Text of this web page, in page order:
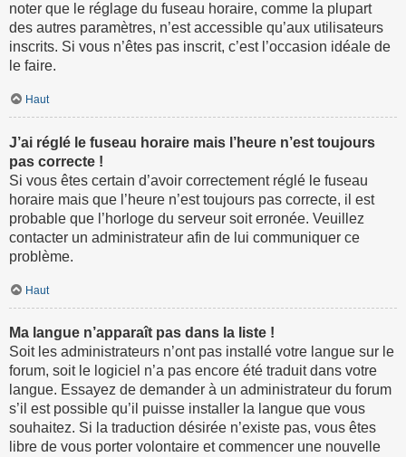
noter que le réglage du fuseau horaire, comme la plupart
des autres paramètres, n’est accessible qu’aux utilisateurs
inscrits. Si vous n’êtes pas inscrit, c’est l’occasion idéale de
le faire.
Haut
J’ai réglé le fuseau horaire mais l’heure n’est toujours
pas correcte !
Si vous êtes certain d’avoir correctement réglé le fuseau
horaire mais que l’heure n’est toujours pas correcte, il est
probable que l’horloge du serveur soit erronée. Veuillez
contacter un administrateur afin de lui communiquer ce
problème.
Haut
Ma langue n’apparaît pas dans la liste !
Soit les administrateurs n’ont pas installé votre langue sur le
forum, soit le logiciel n’a pas encore été traduit dans votre
langue. Essayez de demander à un administrateur du forum
s’il est possible qu’il puisse installer la langue que vous
souhaitez. Si la traduction désirée n’existe pas, vous êtes
libre de vous porter volontaire et commencer une nouvelle